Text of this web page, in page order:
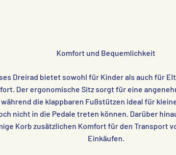
Komfort und Bequemlichkeit
Dreirad bietet sowohl für Kinder als auch für
Der ergonomische Sitz sorgt für eine
während die klappbaren Fußstützen ideal für
nicht in die Pedale treten können. Darüber
Korb zusätzlichen Komfort für den Transport
Einkäufen.